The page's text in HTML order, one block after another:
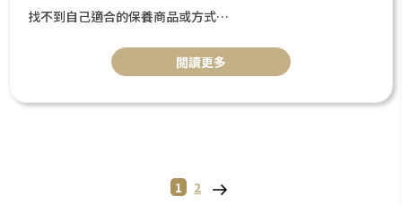
找不到自己適合的保養商品或方式
遇到這樣的問題，是否想過是你的肌膚出狀況了，因此無法吸
收補充進去的保養品，今天將針對「醫美保養」療程做分享，
閲讀更多
P
Page
1 Page
2
Next